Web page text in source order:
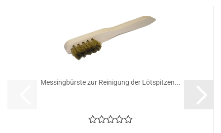
Messingbürste zur Reinigung der Lötspitzen...